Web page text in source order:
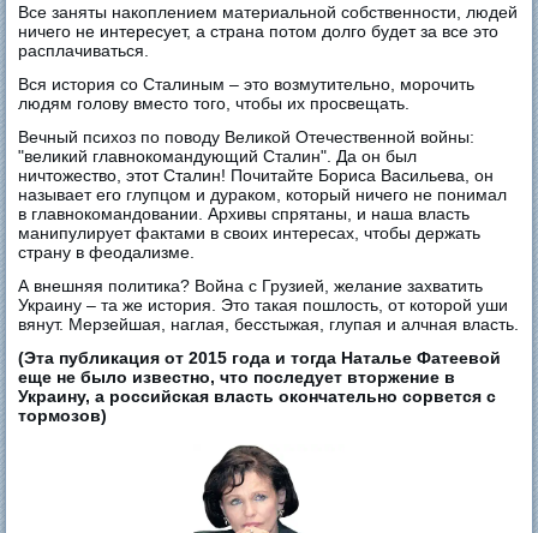
Все заняты накоплением материальной собственности, людей
ничего не интересует, а страна потом долго будет за все это
расплачиваться.
Вся история со Сталиным – это возмутительно, морочить
людям голову вместо того, чтобы их просвещать.
Вечный психоз по поводу Великой Отечественной войны:
"великий главнокомандующий Сталин". Да он был
ничтожество, этот Сталин! Почитайте Бориса Васильева, он
называет его глупцом и дураком, который ничего не понимал
в главнокомандовании. Архивы спрятаны, и наша власть
манипулирует фактами в своих интересах, чтобы держать
страну в феодализме.
А внешняя политика? Война с Грузией, желание захватить
Украину – та же история. Это такая пошлость, от которой уши
вянут. Мерзейшая, наглая, бесстыжая, глупая и алчная власть.
(Эта публикация от 2015 года и тогда Наталье Фатеевой
еще не было известно, что последует вторжение в
Украину, а российская власть окончательно сорвется с
тормозов)